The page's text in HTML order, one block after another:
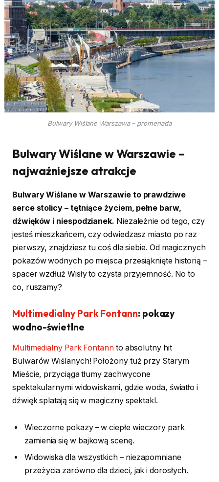
Bulwary Wiślane Warszawa – promenada
Bulwary Wiślane w Warszawie –
najważniejsze atrakcje
Bulwary Wiślane w Warszawie to prawdziwe
serce stolicy – tętniące życiem, pełne barw,
dźwięków i niespodzianek. Niezależnie od tego, czy
jesteś mieszkańcem, czy odwiedzasz miasto po raz
pierwszy, znajdziesz tu coś dla siebie. Od magicznych
pokazów wodnych po miejsca przesiąknięte historią –
spacer wzdłuż Wisły to czysta przyjemność. No to
co, ruszamy?
Multimedialny Park Fontann: pokazy
wodno-świetlne
Multimedialny Park Fontannto absolutny hit
Bulwarów Wiślanych! Położony tuż przy Starym
Mieście, przyciąga tłumy zachwycone
spektakularnymi widowiskami, gdzie woda, światło i
dźwięk splatają się w magiczny spektakl.
Wieczorne pokazy – w ciepłe wieczory park
zamienia się w bajkową scenę.
Widowiska dla wszystkich – niezapomniane
przeżycia zarówno dla dzieci, jak i dorosłych.